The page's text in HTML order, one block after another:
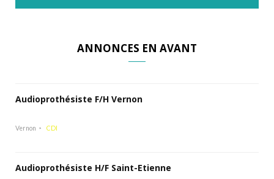
ANNONCES EN AVANT
Audioprothésiste F/H Vernon
Vernon CDI
Audioprothésiste H/F Saint-Etienne